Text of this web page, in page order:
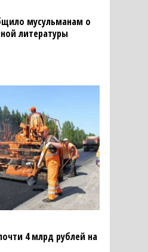
мусульманам о
литературы
4 млрд рублей на